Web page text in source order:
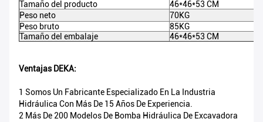
Tamaño del producto
46*46*53 CM
Peso neto
70KG
Peso bruto
85KG
Tamaño del embalaje
46*46*53 CM
Ventajas DEKA:
1 Somos Un Fabricante Especializado En La Industria
Hidráulica Con Más De 15 Años De Experiencia.
2 Más De 200 Modelos De Bomba Hidráulica De Excavadora